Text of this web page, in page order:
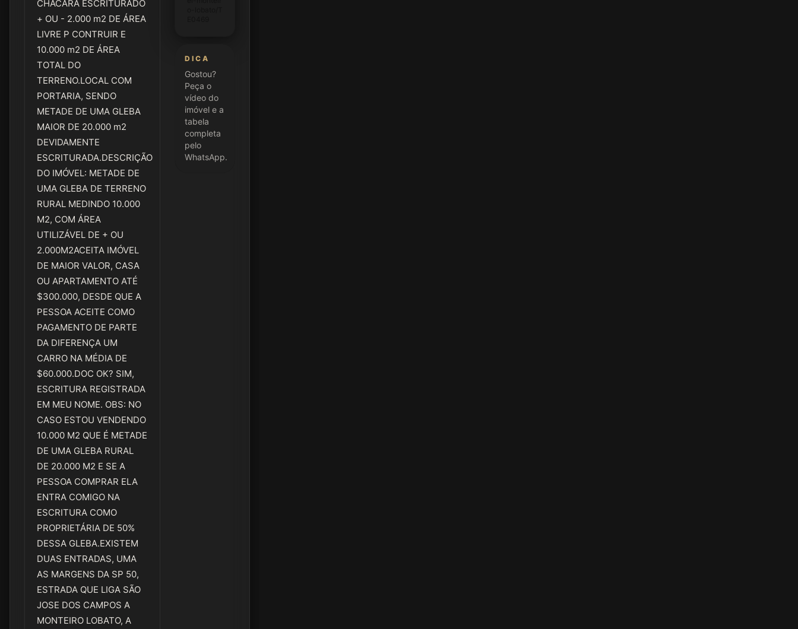
CHACARA ESCRITURADO
+ OU - 2.000 m2 DE ÁREA
LIVRE P CONTRUIR E
10.000 m2 DE ÁREA
TOTAL DO
TERRENO.LOCAL COM
PORTARIA, SENDO
METADE DE UMA GLEBA
MAIOR DE 20.000 m2
DEVIDAMENTE
ESCRITURADA.DESCRIÇÃO
DO IMÓVEL: METADE DE
UMA GLEBA DE TERRENO
RURAL MEDINDO 10.000
M2, COM ÁREA
UTILIZÁVEL DE + OU
2.000M2ACEITA IMÓVEL
DE MAIOR VALOR, CASA
OU APARTAMENTO ATÉ
$300.000, DESDE QUE A
PESSOA ACEITE COMO
PAGAMENTO DE PARTE
DA DIFERENÇA UM
CARRO NA MÉDIA DE
$60.000.DOC OK? SIM,
ESCRITURA REGISTRADA
EM MEU NOME. OBS: NO
CASO ESTOU VENDENDO
10.000 M2 QUE É METADE
DE UMA GLEBA RURAL
DE 20.000 M2 E SE A
PESSOA COMPRAR ELA
ENTRA COMIGO NA
ESCRITURA COMO
PROPRIETÁRIA DE 50%
DESSA GLEBA.EXISTEM
DUAS ENTRADAS, UMA
AS MARGENS DA SP 50,
ESTRADA QUE LIGA SÃO
JOSE DOS CAMPOS A
MONTEIRO LOBATO, A
DICA
Gostou?
Peça o
vídeo do
imóvel e a
tabela
completa
pelo
WhatsApp.